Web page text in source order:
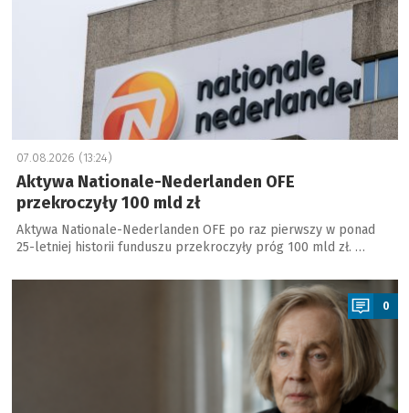
07.08.2026 (13:24)
Aktywa Nationale-Nederlanden OFE
przekroczyły 100 mld zł
Aktywa Nationale-Nederlanden OFE po raz pierwszy w ponad
25-letniej historii funduszu przekroczyły próg 100 mld zł. …
a
0